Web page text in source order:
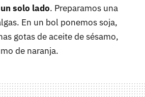
solo lado. Preparamos una
En un bol ponemos soja,
gotas de aceite de sésamo,
de naranja.